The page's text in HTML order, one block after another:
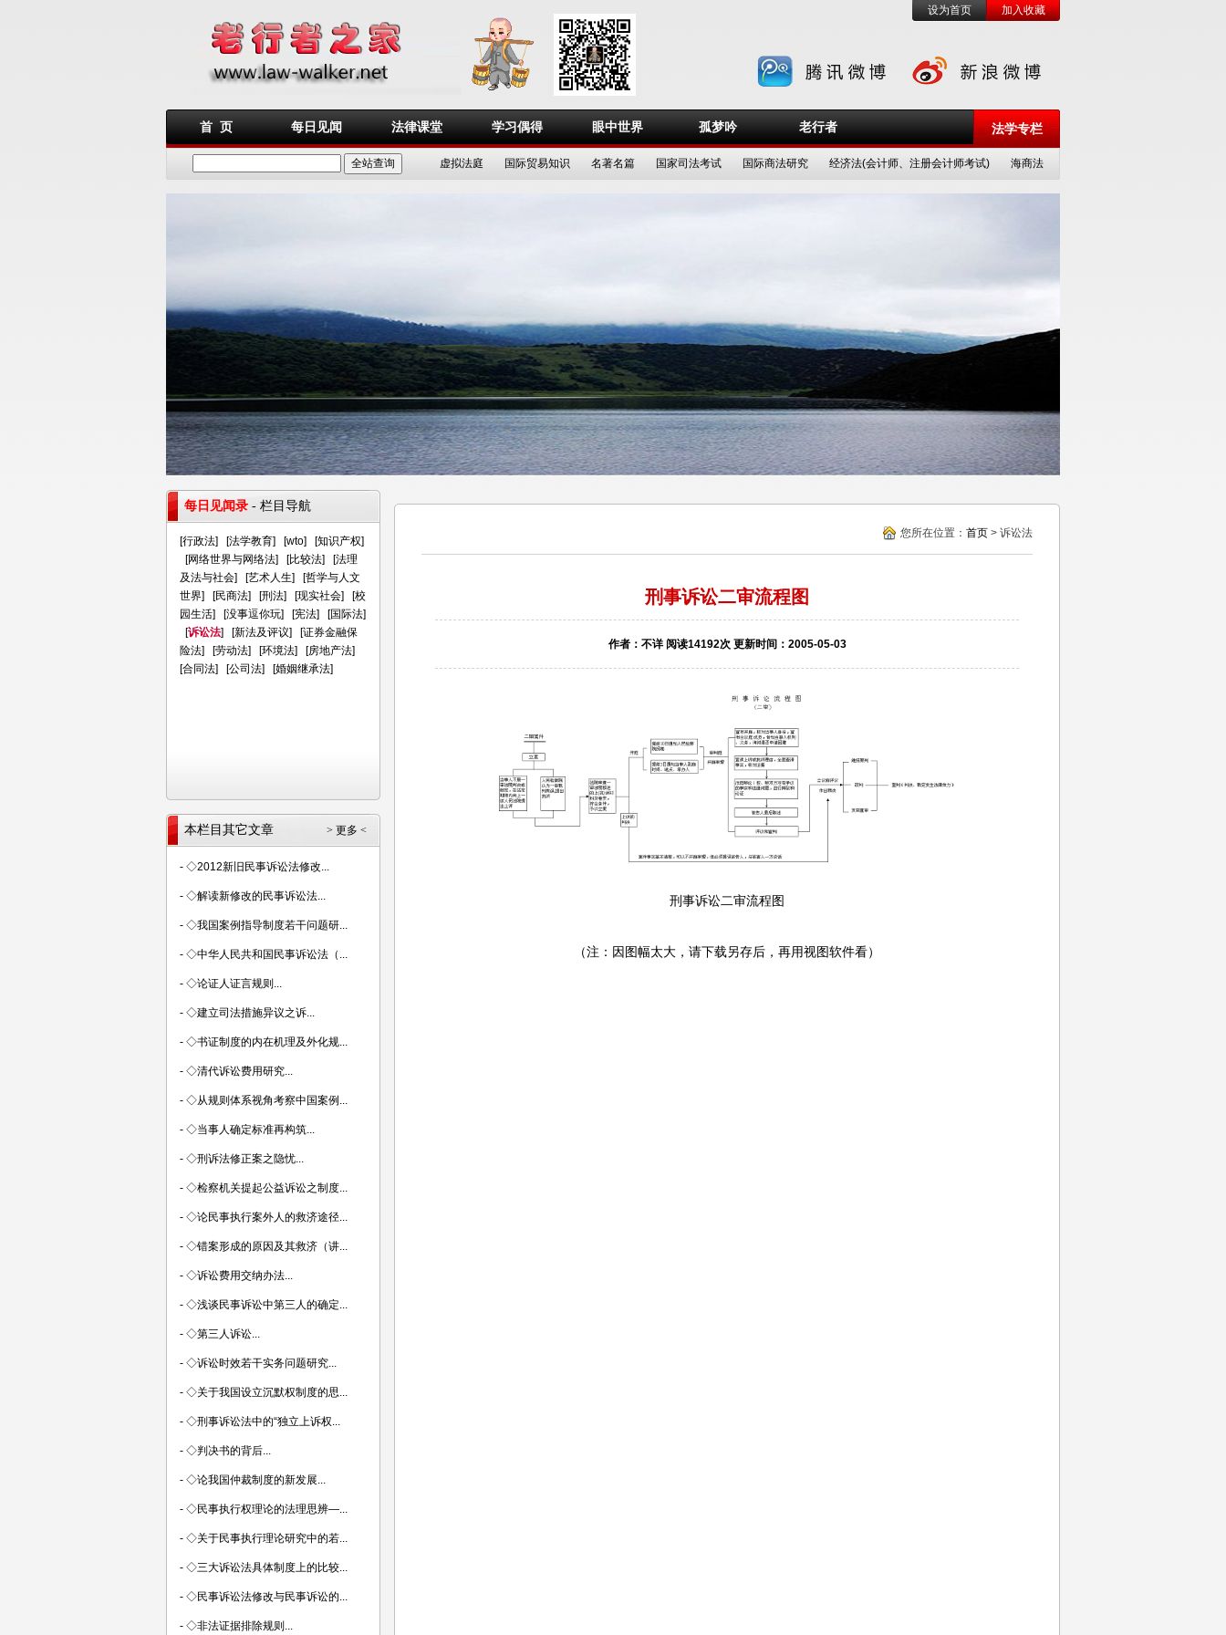
设为首页 加入收藏
首 页 每日见闻 法律课堂 学习偶得 眼中世界 孤梦吟 老行者 法学专栏
虚拟法庭 国际贸易知识 名著名篇 国家司法考试 国际商法研究 经济法(会计师、注册会计师考试) 海商法
您所在位置： 首页 > 诉讼法
刑事诉讼二审流程图
作者：不详 阅读14192次 更新时间：2005-05-03
刑事诉讼二审流程图
（注：因图幅太大，请下载另存后，再用视图软件看）
每日见闻录 - 栏目导航
[行政法] [法学教育] [wto] [知识产权]
[网络世界与网络法] [比较法] [法理
及法与社会] [艺术人生] [哲学与人文
世界] [民商法] [刑法] [现实社会] [校
园生活] [没事逗你玩] [宪法] [国际法]
[诉讼法] [新法及评议] [证券金融保
险法] [劳动法] [环境法] [房地产法]
[合同法] [公司法] [婚姻继承法]
> 更多 <
本栏目其它文章
- ◇2012新旧民事诉讼法修改...
- ◇解读新修改的民事诉讼法...
- ◇我国案例指导制度若干问题研...
- ◇中华人民共和国民事诉讼法（...
- ◇论证人证言规则...
- ◇建立司法措施异议之诉...
- ◇书证制度的内在机理及外化规...
- ◇清代诉讼费用研究...
- ◇从规则体系视角考察中国案例...
- ◇当事人确定标准再构筑...
- ◇刑诉法修正案之隐忧...
- ◇检察机关提起公益诉讼之制度...
- ◇论民事执行案外人的救济途径...
- ◇错案形成的原因及其救济（讲...
- ◇诉讼费用交纳办法...
- ◇浅谈民事诉讼中第三人的确定...
- ◇第三人诉讼...
- ◇诉讼时效若干实务问题研究...
- ◇关于我国设立沉默权制度的思...
- ◇刑事诉讼法中的“独立上诉权...
- ◇判决书的背后...
- ◇论我国仲裁制度的新发展...
- ◇民事执行权理论的法理思辨—...
- ◇关于民事执行理论研究中的若...
- ◇三大诉讼法具体制度上的比较...
- ◇民事诉讼法修改与民事诉讼的...
- ◇非法证据排除规则...